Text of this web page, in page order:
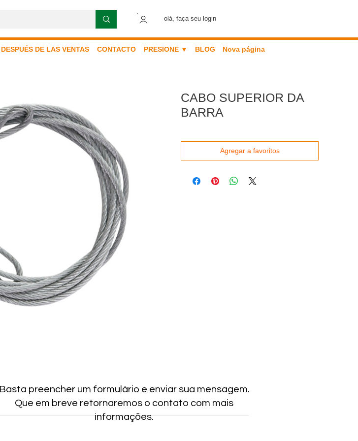
olá, faça seu login
DESPUÉS DE LAS VENTAS CONTACTO PRESIONE ▼ BLOG Nova página
CABO SUPERIOR DA
BARRA
Agregar a favoritos
Basta preencher um formulário e enviar sua mensagem.
Que em breve retornaremos o contato com mais
informações.